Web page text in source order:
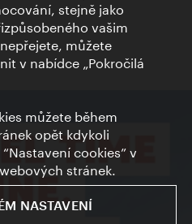
stejně jako
vašim
můžete
v nabídce „Pokročilá
můžete během
opět kdykoli
cookies” v
stránek.
NASTAVENÍ